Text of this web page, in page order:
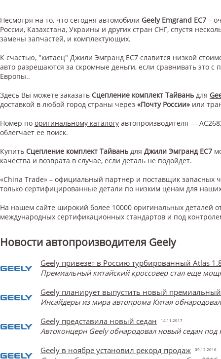
Несмотря на то, что сегодня автомобили Geely Emgrand EC7 –
России, Казахстана, Украины и других стран СНГ, спустя
замены запчастей, и комплектующих.
К счастью, "китаец" Джили Эмгранд ЕС7 славится низкой
авто разрешаются за скромные деньги, если сравнивать это
Европы..
Здесь Вы можете заказать Сцепление комплект Тайвань для
доставкой в любой город страны через «Почту России» или
Номер по оригинальному каталогу автопроизводителя —
облегчает ее поиск.
Купить Сцепление комплект Тайвань для Джили Эмгранд ЕС7
качества и возврата в случае, если деталь не подойдет.
«China Trade» – официальный партнер и поставщик запасных
только сертифицированные детали по низким ценам для
На нашем сайте широкий более 10000 оригинальных деталей
международных сертификационных стандартов и под
Новости автопроизводителя Geely
Geely привезет в Россию турбированный Atlas
Премиальный китайский кроссовер стал еще
Geely планирует выпустить новый премиальный
Инсайдеры из мира автопрома Китая
Geely представила новый седан
14.11.2017
Автоконцерн Geely обнародовал новый седан под
Geely в ноябре установил рекорд продаж
09.12.2016